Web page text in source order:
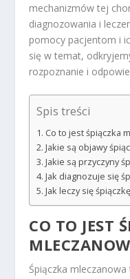
mechanizmów tej
diagnozowania i
pomocy pacjentom i
się w temat,
rozpoznanie i
Spis treści
Co to jest śpiączka
Jakie są objawy
Jakie są przyczyny
Jak diagnozuje się
Jak leczy się
CO TO JEST
Śpiączka